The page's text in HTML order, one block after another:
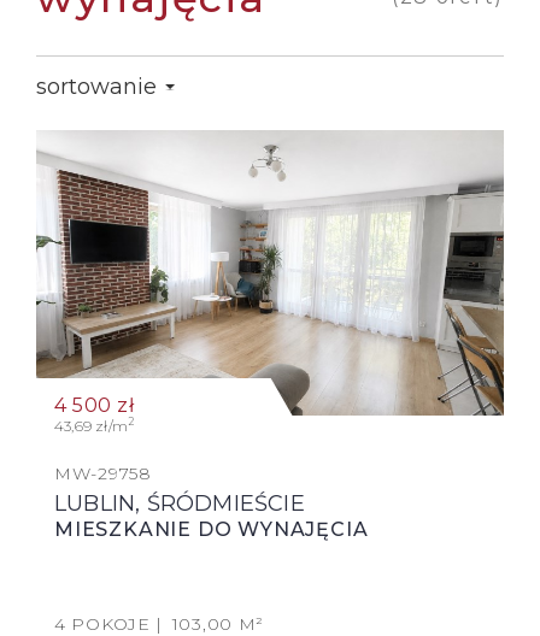
sortowanie
MW-29758
LUBLIN, ŚRÓDMIEŚCIE
MIESZKANIE DO WYNAJĘCIA
4 POKOJE 103,00 M²
4 500 zł
43,69 zł/m2